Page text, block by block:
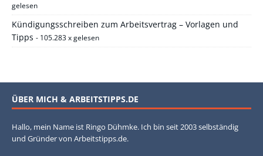
gelesen
Kündigungsschreiben zum Arbeitsvertrag – Vorlagen und
Tipps - 105.283 x gelesen
ÜBER MICH & ARBEITSTIPPS.DE
Hallo, mein Name ist Ringo Dühmke. Ich bin seit 2003 selbständig
und Gründer von Arbeitstipps.de.